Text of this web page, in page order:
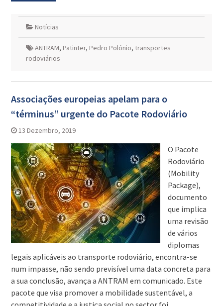
Notícias
ANTRAM, Patinter, Pedro Polónio, transportes
rodoviários
Associações europeias apelam para o
“términus” urgente do Pacote Rodoviário
13 Dezembro, 2019
O Pacote
Rodoviário
(Mobility
Package),
documento
que implica
uma revisão
de vários
diplomas
legais aplicáveis ao transporte rodoviário, encontra-se
num impasse, não sendo previsível uma data concreta para
a sua conclusão, avança a ANTRAM em comunicado. Este
pacote que visa promover a mobilidade sustentável, a